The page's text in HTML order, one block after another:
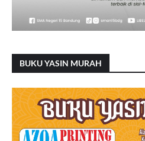
BUKU YASIN MURAH